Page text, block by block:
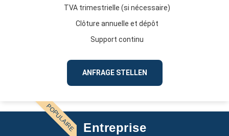
TVA trimestrielle (si nécessaire)
Clôture annuelle et dépôt
Support continu
ANFRAGE STELLEN
POPULAIRE Entreprise